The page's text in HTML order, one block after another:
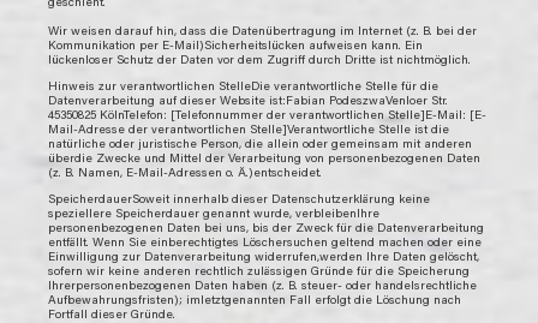
Wir weisen darauf hin, dass die Datenübertragung im Internet (z. B. bei der
Kommunikation per E-Mail)Sicherheitslücken aufweisen kann. Ein
lückenloser Schutz der Daten vor dem Zugriff durch Dritte ist nichtmöglich.
Hinweis zur verantwortlichen StelleDie verantwortliche Stelle für die
Datenverarbeitung auf dieser Website ist:Fabian PodeszwaVenloer Str.
45350825 KölnTelefon: [Telefonnummer der verantwortlichen Stelle]E-Mail: [E-
Mail-Adresse der verantwortlichen Stelle]Verantwortliche Stelle ist die
natürliche oder juristische Person, die allein oder gemeinsam mit anderen
überdie Zwecke und Mittel der Verarbeitung von personenbezogenen Daten
(z. B. Namen, E-Mail-Adressen o. Ä.)entscheidet.
SpeicherdauerSoweit innerhalb dieser Datenschutzerklärung keine
speziellere Speicherdauer genannt wurde, verbleibenIhre
personenbezogenen Daten bei uns, bis der Zweck für die Datenverarbeitung
entfällt. Wenn Sie einberechtigtes Löschersuchen geltend machen oder eine
Einwilligung zur Datenverarbeitung widerrufen,werden Ihre Daten gelöscht,
sofern wir keine anderen rechtlich zulässigen Gründe für die Speicherung
Ihrerpersonenbezogenen Daten haben (z. B. steuer- oder handelsrechtliche
Aufbewahrungsfristen); imletztgenannten Fall erfolgt die Löschung nach
Fortfall dieser Gründe.